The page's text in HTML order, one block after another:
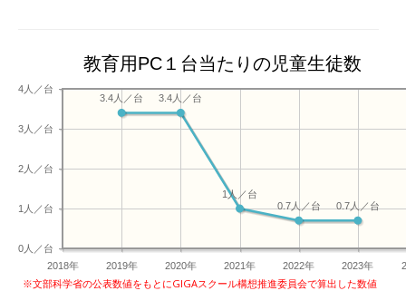
教育用PC１台当たりの児童生徒数
2018年 2019年 2020年 2021年 2022年 2023年
0人／台
1人／台
2人／台
3人／台
4人／台
0.7人／台
0.7人／台
1人／台
3.4人／台
3.4人／台
※文部科学省の公表数値をもとにGIGAスクール構想推進委員会で算出した数値